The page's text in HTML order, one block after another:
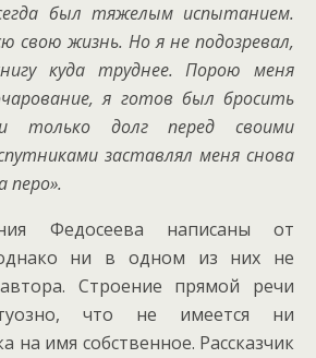
был тяжелым испытанием.
свою жизнь. Но я не подозревал,
куда труднее. Порою меня
я готов был бросить
только долг перед своими
заставлял меня снова
перо».
Федосеева написаны от
ни в одном из них не
Строение прямой речи
что не имеется ни
на имя собственное. Рассказчик